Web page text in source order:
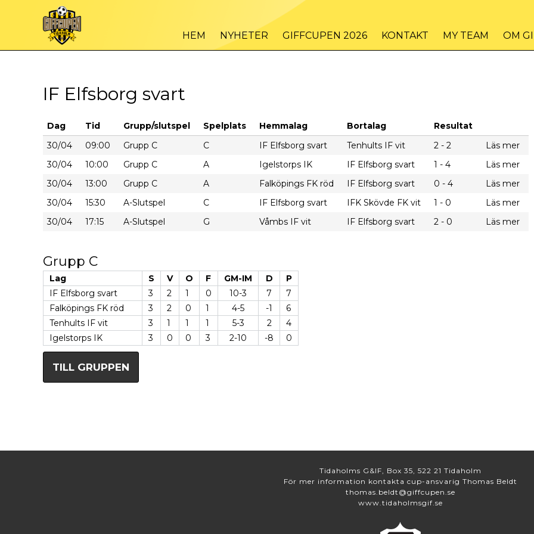
HEM NYHETER GIFFCUPEN 2026 KONTAKT MY TEAM OM
IF Elfsborg svart
Dag Tid Grupp/slutspel Spelplats Hemmalag Bortalag
Resultat
30/04
09:00 Grupp C C IF Elfsborg svart Tenhults IF vit 2 - 2
Läs mer
30/04
10:00 Grupp C A Igelstorps IK IF Elfsborg svart 1 - 4
Läs mer
30/04
13:00 Grupp C A Falköpings FK röd IF Elfsborg svart 0 - 4
Läs mer
30/04
15:30 A-Slutspel C IF Elfsborg svart IFK Skövde FK vit 1 - 0
Läs mer
30/04
17:15 A-Slutspel G Våmbs IF vit IF Elfsborg svart 2 - 0 Läs mer
Grupp C
Lag S V O F GM-IM D
P
IF Elfsborg svart
3 2 1 0 10-3 7
7
Falköpings FK röd
3 2 0 1 4-5 -1
6
Tenhults IF vit
3 1 1 1 5-3 2
4
Igelstorps IK
3 0 0 3 2-10 -8 0
TILL GRUPPEN
Tidaholms G&IF, Box 35, 522 21 Tidaholm
För mer information kontakta cup-ansvarig Thomas Beldt
thomas.beldt@giffcupen.se
www.tidaholmsgif.se